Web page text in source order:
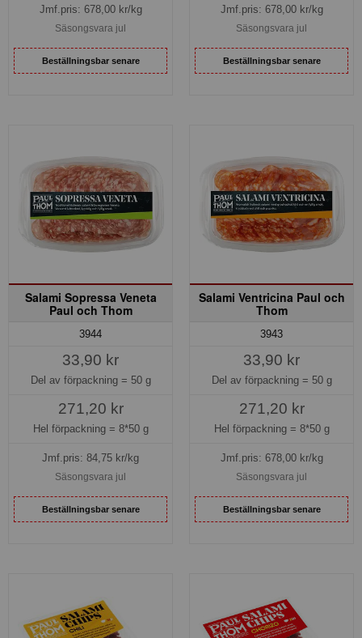
Jmf.pris: 678,00kr/kg
Säsongsvara jul
Beställningsbar senare
Jmf.pris: 678,00kr/kg
Säsongsvara jul
Beställningsbar senare
Salami Sopressa Veneta
Paul och Thom
3944
33,90 kr
Del av förpackning = 50 g
271,20 kr
Hel förpackning = 8*50 g
Jmf.pris: 84,75 kr/kg
Säsongsvara jul
Beställningsbar senare
Salami Ventricina Paul och
Thom
3943
33,90 kr
Del av förpackning = 50 g
271,20 kr
Hel förpackning = 8*50 g
Jmf.pris: 678,00kr/kg
Säsongsvara jul
Beställningsbar senare